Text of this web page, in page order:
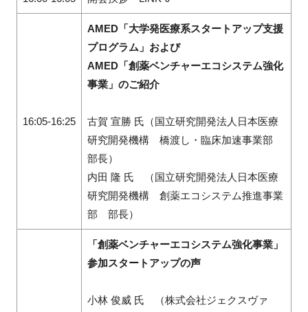
16:05-16:25
AMED「大学発医療系スタートアップ支援
プログラム」および
AMED「創薬ベンチャーエコシステム強化
事業」のご紹介
古賀 宣勝 氏（国立研究開発法人日本医療
研究開発機構 橋渡し・臨床加速事業部
部長）
内田 隆 氏 （国立研究開発法人日本医療
研究開発機構 創薬エコシステム推進事業
部 部長）
「創薬ベンチャーエコシステム強化事業」
参加スタートアップの声
小林 俊威 氏 （株式会社ジェクスヴァ